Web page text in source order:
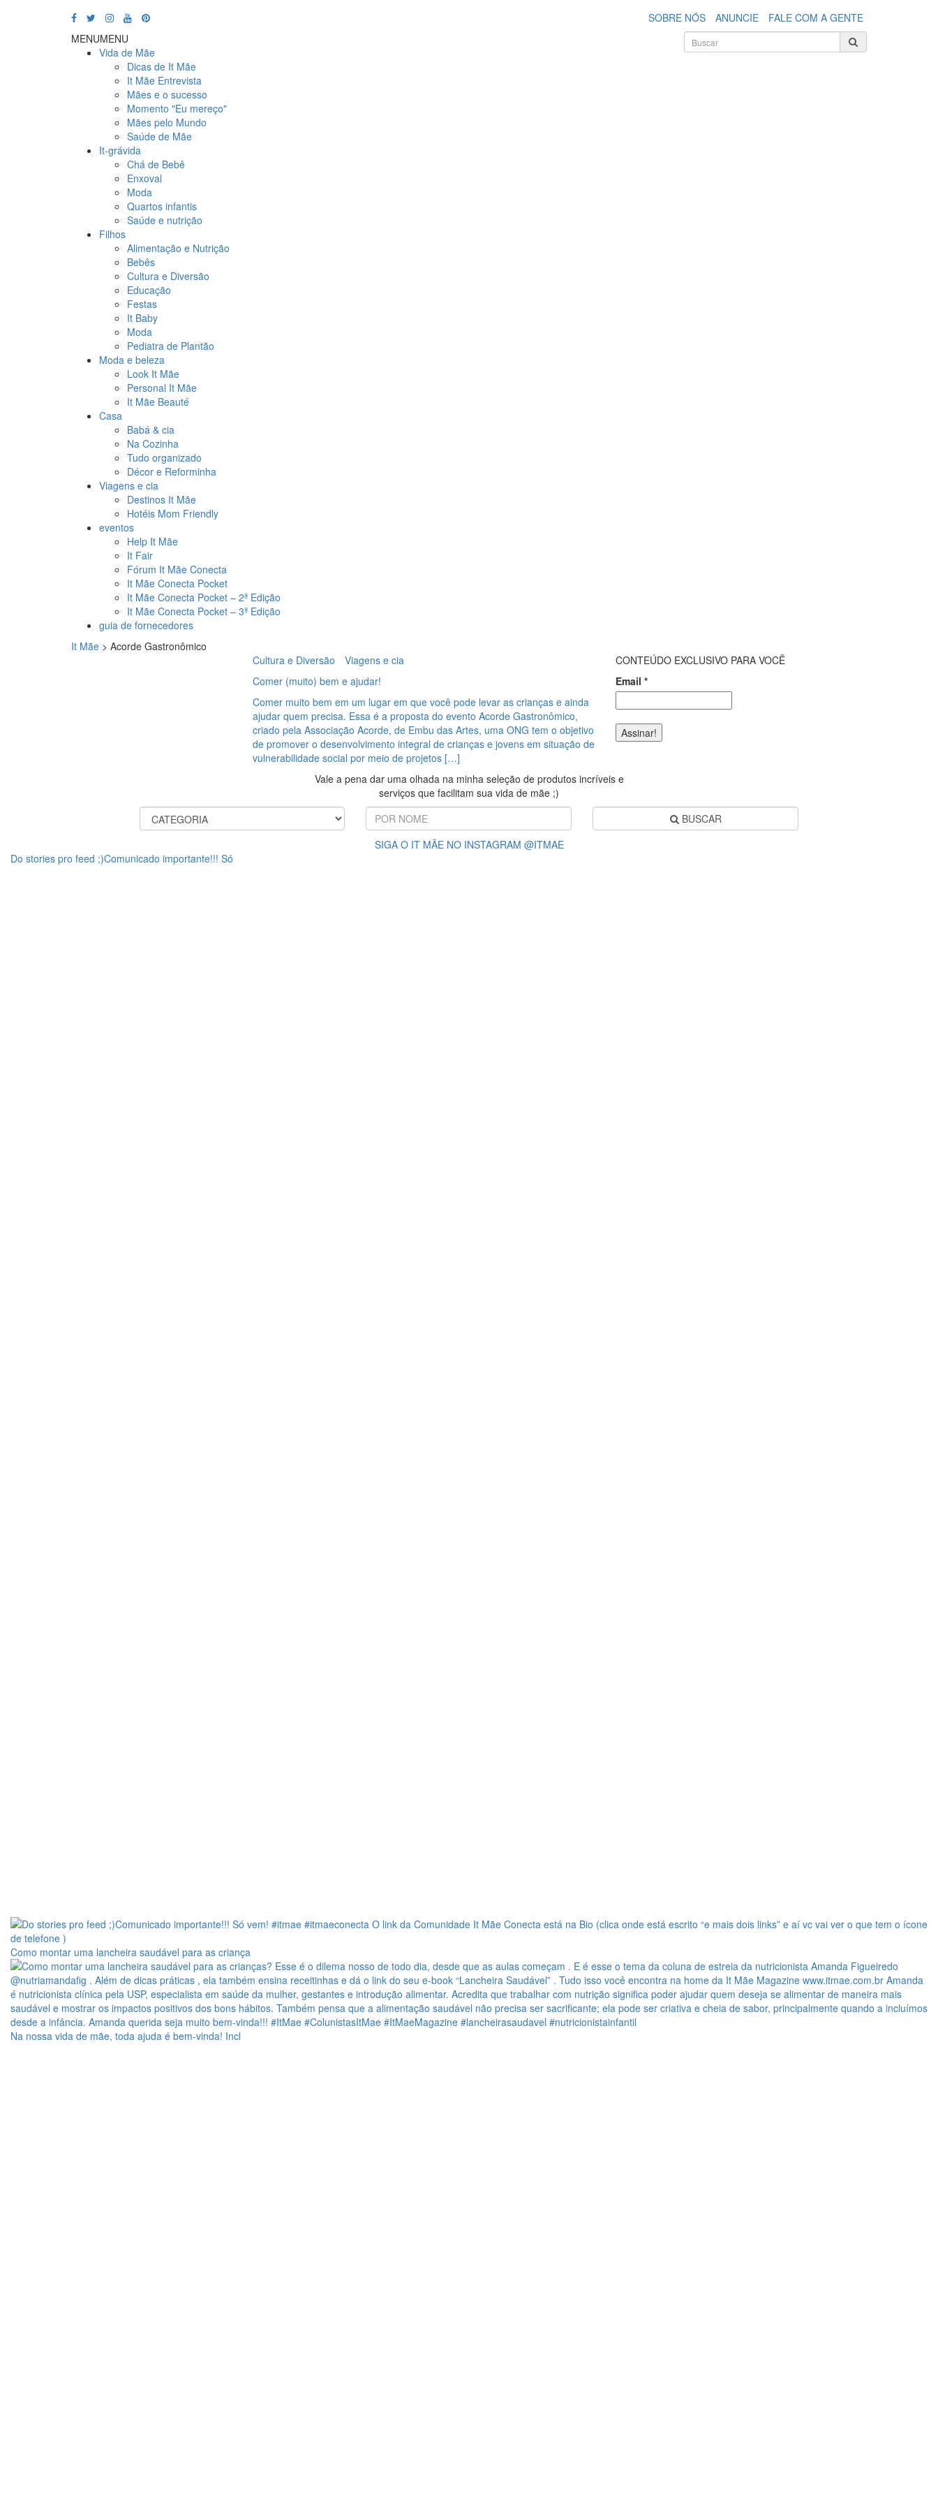
SOBRE NÓS ANUNCIE
FALE COM A GENTE
MENUMENU
Vida de Mãe
Dicas de It Mãe
It Mãe Entrevista
Mães e o sucesso
Momento "Eu mereço"
Mães pelo Mundo
Saúde de Mãe
It-grávida
Chá de Bebê
Enxoval
Moda
Quartos infantis
Saúde e nutrição
Filhos
Alimentação e Nutrição
Bebês
Cultura e Diversão
Educação
Festas
It Baby
Moda
Pediatra de Plantão
Moda e beleza
Look It Mãe
Personal It Mãe
It Mãe Beauté
Casa
Babá & cia
Na Cozinha
Tudo organizado
Décor e Reforminha
Viagens e cia
Destinos It Mãe
Hotéis Mom Friendly
eventos
Help It Mãe
It Fair
Fórum It Mãe Conecta
It Mãe Conecta Pocket
It Mãe Conecta Pocket – 2ª Edição
It Mãe Conecta Pocket – 3ª Edição
guia de fornecedores
It Mãe > Acorde Gastronômico
Cultura e Diversão
Viagens e cia
Comer (muito) bem e ajudar!
Comer muito bem em um lugar em que você pode levar as crianças e ainda
ajudar quem precisa. Essa é a proposta do evento Acorde Gastronômico,
criado pela Associação Acorde, de Embu das Artes, uma ONG tem o objetivo
de promover o desenvolvimento integral de crianças e jovens em situação de
vulnerabilidade social por meio de projetos […]
CONTEÚDO EXCLUSIVO PARA VOCÊ
Email *
Vale a pena dar uma olhada na minha seleção de produtos incríveis e
serviços que facilitam sua vida de mãe ;)
BUSCAR
SIGA O IT MÃE NO INSTAGRAM @ITMAE
Do stories pro feed ;)Comunicado importante!!! Só
Como montar uma lancheira saudável para as criança
Na nossa vida de mãe, toda ajuda é bem-vinda! Incl